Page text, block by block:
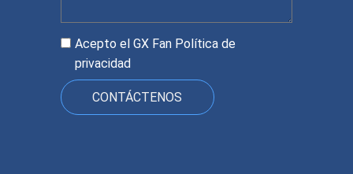
Acepto el GX Fan Política de
privacidad
CONTÁCTENOS